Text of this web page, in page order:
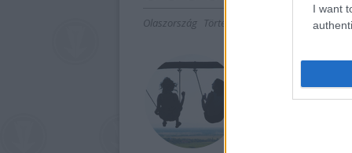
I want
Olaszország Történelem Náci